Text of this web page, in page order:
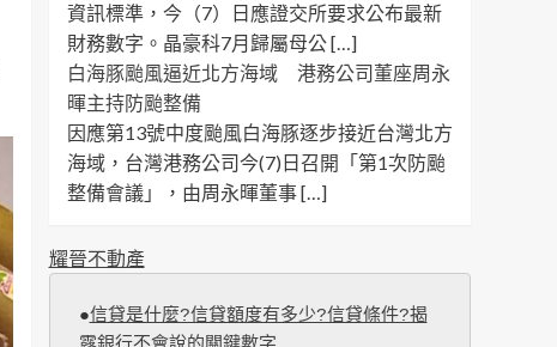
資訊標準，今（7）日應證交所要求公布最新
財務數字。晶豪科7月歸屬母公 […]
白海豚颱風逼近北方海域 港務公司董座周永
暉主持防颱整備
因應第13號中度颱風白海豚逐步接近台灣北方
海域，台灣港務公司今(7)日召開「第1次防颱
整備會議」，由周永暉董事 […]
耀晉不動產
●信貸是什麼?信貸額度有多少?信貸條件?揭